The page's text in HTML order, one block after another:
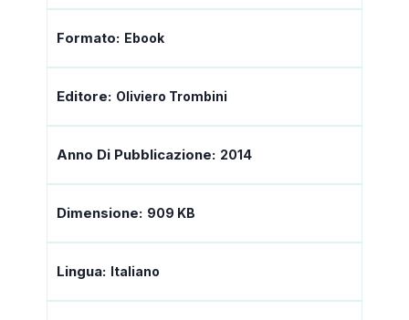
Formato: Ebook
Editore: Oliviero Trombini
Anno Di Pubblicazione: 2014
Dimensione: 909 KB
Lingua: Italiano